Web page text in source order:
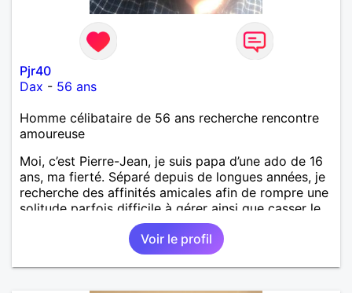
Pjr40
Dax - 56 ans
Homme célibataire de 56 ans recherche rencontre
amoureuse
Moi, c’est Pierre-Jean, je suis papa d’une ado de 16
ans, ma fierté. Séparé depuis de longues années, je
recherche des affinités amicales afin de rompre une
solitude parfois difficile à gérer ainsi que casser le
vague à l’âme. L’amitié reste extrêmement
importante à mes yeux mais peut se décliner en des
sentiments plus puissants. « Le temps fera son
œuvre » disait Arthur Schopenhauer, philosophe
Voir le profil